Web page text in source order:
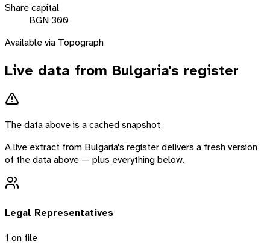
Share capital
BGN 300
Available via Topograph
Live data from Bulgaria's register
The data above is a cached snapshot
A live extract from Bulgaria's register delivers a fresh version
of the data above — plus everything below.
Legal Representatives
1 on file